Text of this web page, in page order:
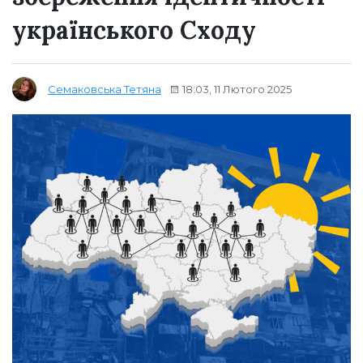
українського Сходу
Семаковська Тетяна 18:03, 11 Лютого 2025